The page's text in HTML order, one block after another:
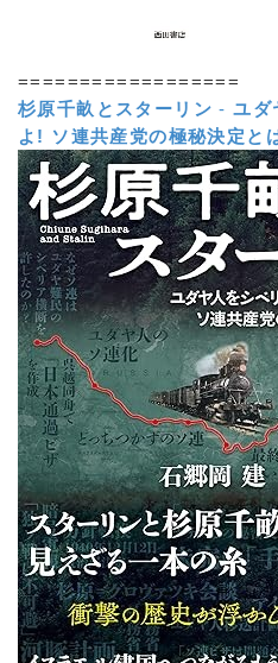
==================
杉原千畝とスターリン -ユダ
よ! ソ連共産党の極秘決定と